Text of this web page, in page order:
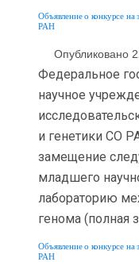
Объявление о конкурсе
РАН
Опубликовано
Федеральное
научное
и генетики СО
замещение
младшего
лабораторию
генома (полная
Объявление о конкурсе
РАН